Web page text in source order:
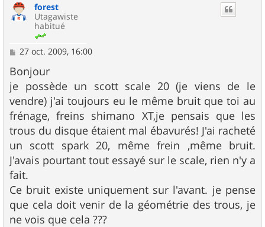
forest
Utagawiste
habitué
M
s
s
a
g
e
27 oct. 2009, 16:00
Bonjour
je possède un scott scale 20 (je viens de le
vendre) j'ai toujours eu le même bruit que toi au
frénage, freins shimano XT,je pensais que les
trous du disque étaient mal ébavurés! J'ai racheté
un scott spark 20, même frein ,même bruit.
J'avais pourtant tout essayé sur le scale, rien n'y a
fait.
Ce bruit existe uniquement sur l'avant. je pense
que cela doit venir de la géométrie des trous, je
ne vois que cela ???